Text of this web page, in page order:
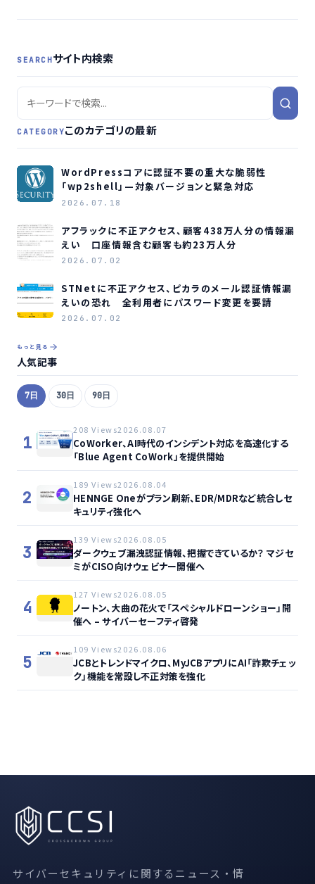
SEARCHサイト内検索
CATEGORYこのカテゴリの最新
WordPressコアに認証不要の重大な脆弱性
「wp2shell」—対象バージョンと緊急対応
2026.07.18
アフラックに不正アクセス、顧客438万人分の情報漏
えい 口座情報含む顧客も約23万人分
2026.07.02
STNetに不正アクセス、ピカラのメール認証情報漏
えいの恐れ 全利用者にパスワード変更を要請
2026.07.02
もっと見る
人気記事
7日 30日 90日
1
208 Views2026.08.07
CoWorker、AI時代のインシデント対応を高速化する
「Blue Agent CoWork」を提供開始
2
189 Views2026.08.04
HENNGE Oneがプラン刷新、EDR/MDRなど統合しセ
キュリティ強化へ
3
139 Views2026.08.05
ダークウェブ漏洩認証情報、把握できているか？ マジセ
ミがCISO向けウェビナー開催へ
4
127 Views2026.08.05
ノートン、大曲の花火で「スペシャルドローンショー」開
催へ – サイバーセーフティ啓発
5
109 Views2026.08.06
JCBとトレンドマイクロ、MyJCBアプリにAI「詐欺チェッ
ク」機能を常設し不正対策を強化
サイバーセキュリティに関するニュース・情